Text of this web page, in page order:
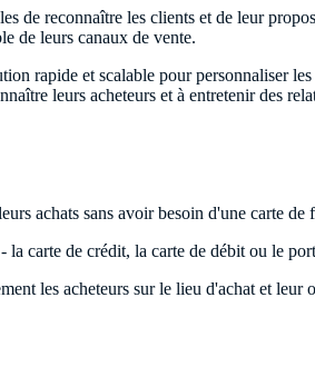
de reconnaître les clients et de leur
de leurs canaux de vente.
rapide et scalable pour personnaliser
leurs acheteurs et à entretenir des
achats sans avoir besoin d'une carte
la carte de crédit, la carte de débit ou le
les acheteurs sur le lieu d'achat et